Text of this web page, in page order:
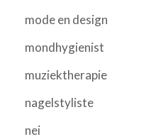
mode en design
mondhygienist
muziektherapie
nagelstyliste
nei